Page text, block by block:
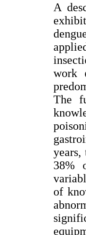
A
work
The
years,
38%
of